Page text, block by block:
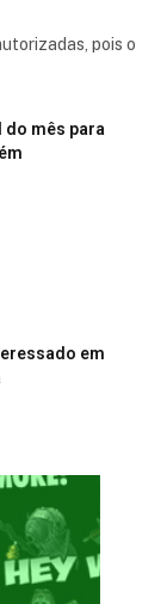
pois o
do mês para
em